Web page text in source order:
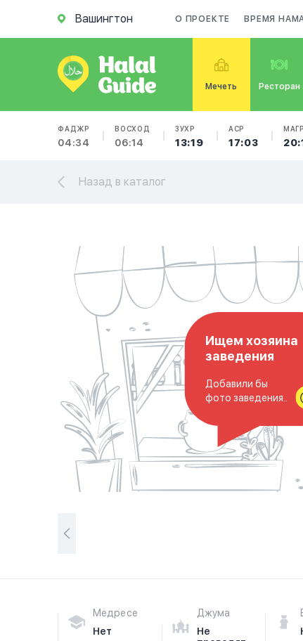
Вашингтон О ПРОЕКТЕ ВРЕМЯ
Мечеть Ресторан
ФАДЖР
04:34
ВОСХОД
06:14
ЗУХР
13:19
АСР
17:03
Назад в каталог
Ищем хозяина
заведения
Добавили бы
фото заведения..
Медресе
Нет
Джума
Не